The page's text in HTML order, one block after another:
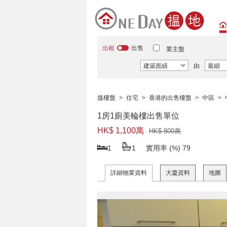
出租 出售 業主盤
建築面績 由 最細
搵樓盤 > 住宅 > 香港的出售樓盤 > 中區 >
1房1廁美輪樓出售單位
HK$ 1,100萬
HK$ 800萬
1 1 實用率 (%) 79
詳細物業資料 大廈資料 地圖